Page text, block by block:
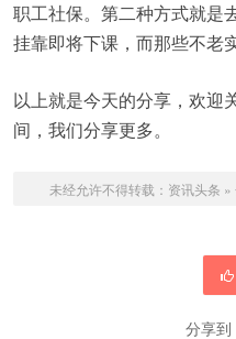
职工社保。第二种方式就是
挂靠即将下课，而那些不老
以上就是今天的分享，欢迎
间，我们分享更多。
未经允许不得转载： 资讯头条 »
分享到